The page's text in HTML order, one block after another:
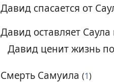
Давид спасается от
Давид оставляет
Давид ценит жизнь
Смерть Самуила (1)